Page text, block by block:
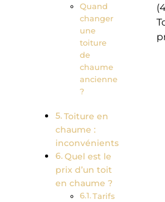
Quand
changer
une
toiture
de
chaume
ancienne
?
Toiture en
chaume :
inconvénients
Quel est le
prix d’un toit
en chaume ?
Tarifs